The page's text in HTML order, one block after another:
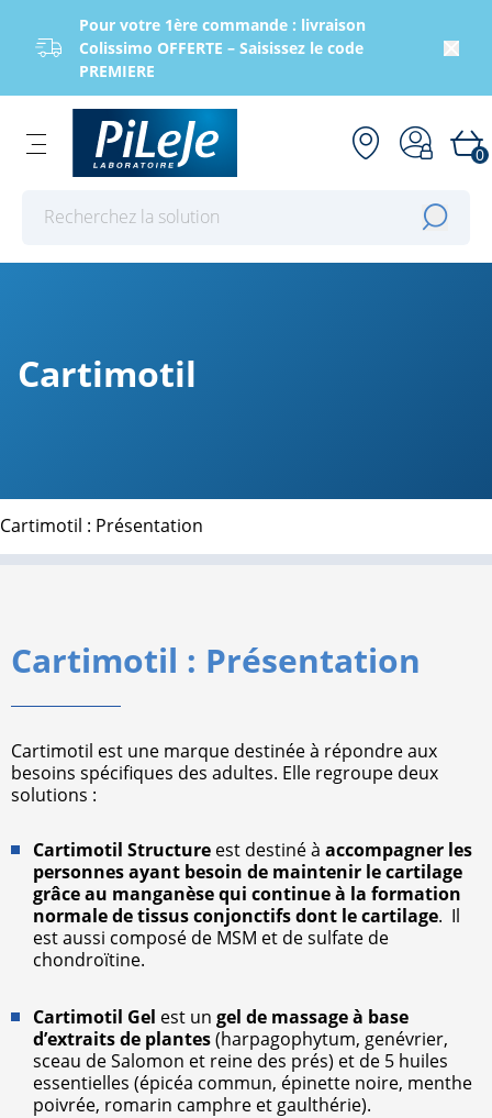
Pour votre 1ère commande : livraison
Colissimo OFFERTE – Saisissez le code
PREMIERE
0
Cartimotil
Cartimotil : Présentation
Cartimotil : Présentation
Cartimotil est une marque destinée à répondre aux
besoins spécifiques des adultes. Elle regroupe deux
solutions :
Cartimotil Structure est destiné à accompagner les
personnes ayant besoin de maintenir le cartilage
grâce au manganèse qui continue à la formation
normale de tissus conjonctifs dont le cartilage. Il
est aussi composé de MSM et de sulfate de
chondroïtine.
Cartimotil Gel est un gel de massage à base
d’extraits de plantes(harpagophytum, genévrier,
sceau de Salomon et reine des prés) et de 5 huiles
essentielles (épicéa commun, épinette noire, menthe
poivrée, romarin camphre et gaulthérie).